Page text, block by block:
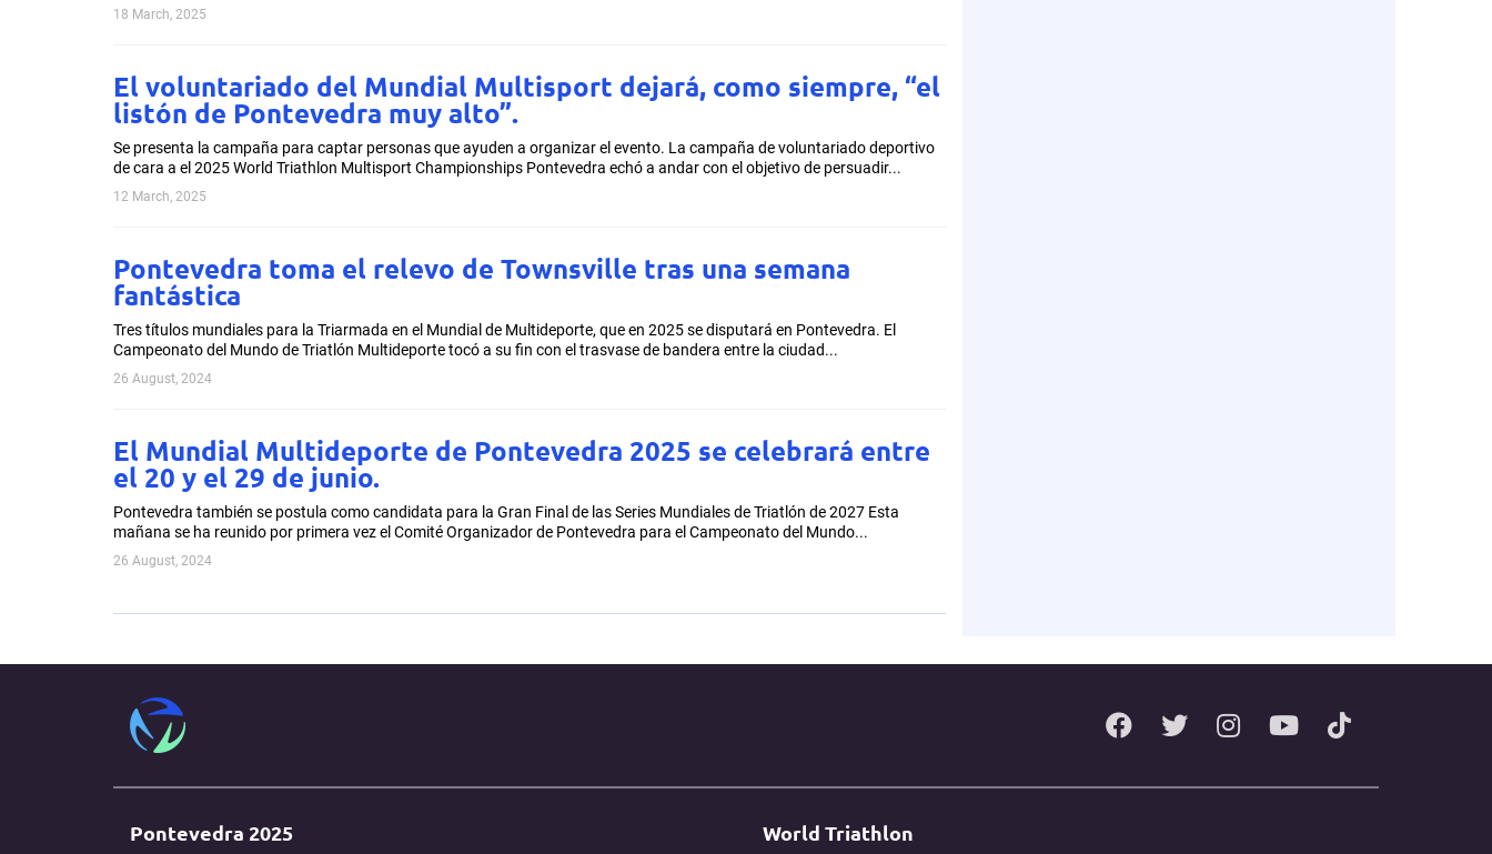
18 March, 2025
El voluntariado del Mundial Multisport dejará, como siempre, “el
listón de Pontevedra muy alto”.
Se presenta la campaña para captar personas que ayuden a organizar el evento. La campaña de voluntariado deportivo
de cara a el 2025 World Triathlon Multisport Championships Pontevedra echó a andar con el objetivo de persuadir...
12 March, 2025
Pontevedra toma el relevo de Townsville tras una semana
fantástica
Tres títulos mundiales para la Triarmada en el Mundial de Multideporte, que en 2025 se disputará en Pontevedra. El
Campeonato del Mundo de Triatlón Multideporte tocó a su fin con el trasvase de bandera entre la ciudad...
26 August, 2024
El Mundial Multideporte de Pontevedra 2025 se celebrará entre
el 20 y el 29 de junio.
Pontevedra también se postula como candidata para la Gran Final de las Series Mundiales de Triatlón de 2027 Esta
mañana se ha reunido por primera vez el Comité Organizador de Pontevedra para el Campeonato del Mundo...
26 August, 2024
Pontevedra 2025 World Triathlon